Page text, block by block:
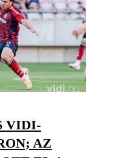
VIDI-
AZ